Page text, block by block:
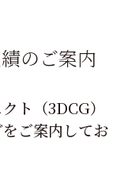
のご案内
ト（3DCG）
ご案内してお